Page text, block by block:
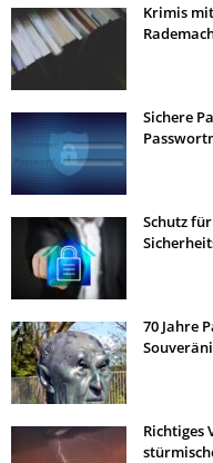
Krimis
Sichere
Schutz
70 Jahre
Richtiges